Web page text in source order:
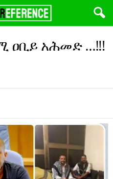
ዐቢይ አሕመድ …!!!